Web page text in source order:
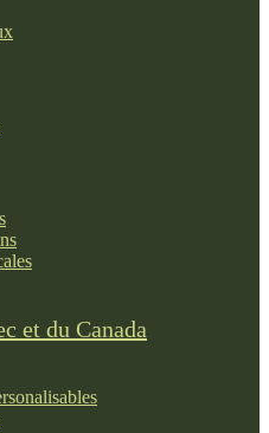
et du Canada